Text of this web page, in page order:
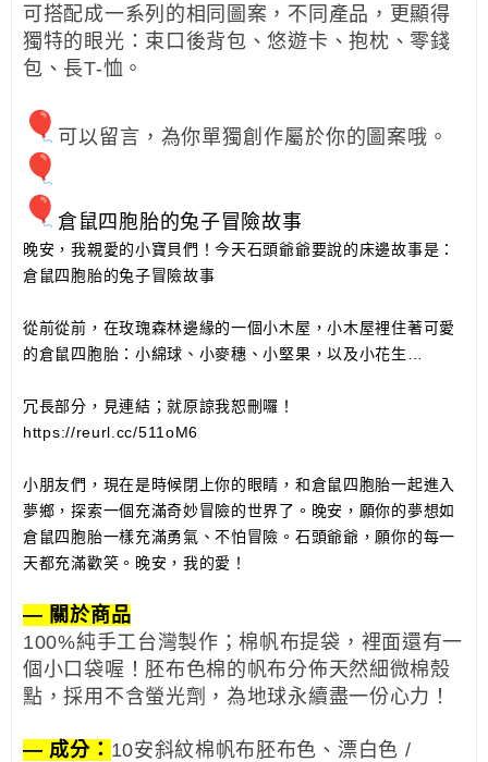
可搭配成一系列的相同圖案，不同產品，更顯得
獨特的眼光：束口後背包、悠遊卡、抱枕、零錢
包、長T-恤。
可以留言，為你單獨創作屬於你的圖案哦。
倉鼠四胞胎的兔子冒險故事
晚安，我親愛的小寶貝們！今天石頭爺爺要說的床邊故事是：
倉鼠四胞胎的兔子冒險故事
從前從前，在玫瑰森林邊緣的一個小木屋，小木屋裡住著可愛
的倉鼠四胞胎：小綿球、小麥穗、小堅果，以及小花生…
冗長部分，見連結；就原諒我恕刪囉！
https://reurl.cc/511oM6
小朋友們，現在是時候閉上你的眼睛，和倉鼠四胞胎一起進入
夢鄉，探索一個充滿奇妙冒險的世界了。晚安，願你的夢想如
倉鼠四胞胎一樣充滿勇氣、不怕冒險。石頭爺爺，願你的每一
天都充滿歡笑。晚安，我的愛！
— 關於商品
100%純手工台灣製作；棉帆布提袋，裡面還有一
個小口袋喔！胚布色棉的帆布分佈天然細微棉殼
點，採用不含螢光劑，為地球永續盡一份心力！
— 成分： 10安斜紋棉帆布胚布色、漂白色 /